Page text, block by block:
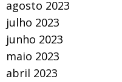
agosto 2023
julho 2023
junho 2023
maio 2023
abril 2023